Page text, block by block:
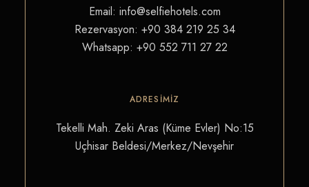
Email: info@selfiehotels.com
Rezervasyon: +90 384 219 25 34
Whatsapp: +90 552 711 27 22
ADRESIMIZ
Tekelli Mah. Zeki Aras (Küme Evler) No:15
Uçhisar Beldesi/Merkez/Nevşehir